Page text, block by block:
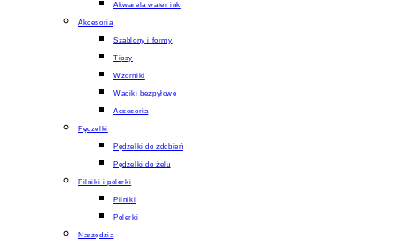
Akwarela water ink
Akcesoria
Szablony i formy
Tipsy
Wzorniki
Waciki bezpyłowe
Acsesoria
Pędzelki
Pędzelki do zdobień
Pędzelki do żelu
Pilniki i polerki
Pilniki
Polerki
Narzędzia